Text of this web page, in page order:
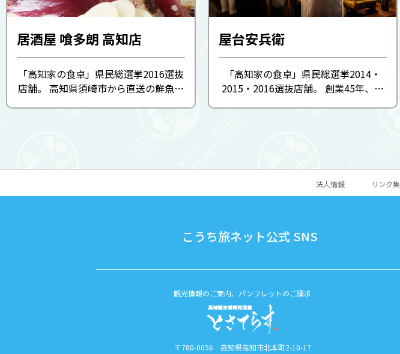
居酒屋 喰多朗 高知店
「高知家の食卓」県民総選挙2016選抜
店舗。 高知県須崎市から直送の鮮魚、
屋台安兵衛
「高知家の食卓」県民総選挙2014・
2015・2016選抜店舗。 創業45年、屋
法人情報 リンク集
こうち旅ネット公式 SNS
観光情報のご案内、パンフレットのご請求
〒780-0056 高知県高知市北本町2-10-17